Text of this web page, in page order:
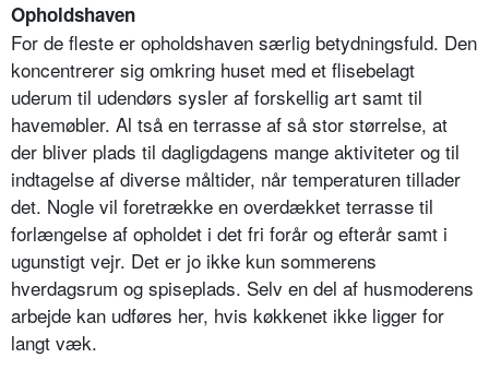
Opholdshaven
For de fleste er opholdshaven særlig betydningsfuld. Den
koncentrerer sig omkring huset med et flisebelagt
uderum til udendørs sysler af forskellig art samt til
havemøbler. Al tså en terrasse af så stor størrelse, at
der bliver plads til dagligdagens mange aktiviteter og til
indtagelse af diverse måltider, når temperaturen tillader
det. Nogle vil foretrække en overdækket terrasse til
forlængelse af opholdet i det fri forår og efterår samt i
ugunstigt vejr. Det er jo ikke kun sommerens
hverdagsrum og spiseplads. Selv en del af husmoderens
arbejde kan udføres her, hvis køkkenet ikke ligger for
langt væk.